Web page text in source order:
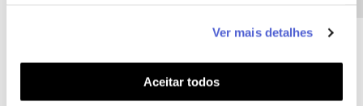
funcionalidades (cookies de personalização e
funcionalidade) e adaptar anúncios aos seus interesses
(cookies de publicidade personalizada). Pode gerir a
utilização dos cookies clicando em "Configurar
Ver mais detalhes
Aceitar todos